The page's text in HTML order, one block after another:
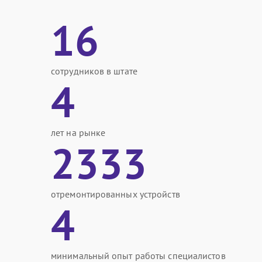
16
сотрудников в штате
4
лет на рынке
2333
отремонтированных устройств
4
минимальный опыт работы специалистов